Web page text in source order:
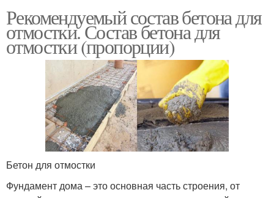
Рекомендуемый состав бетона для
отмостки. Состав бетона для
отмостки (пропорции)
Бетон для отмостки
Фундамент дома – это основная часть строения, от